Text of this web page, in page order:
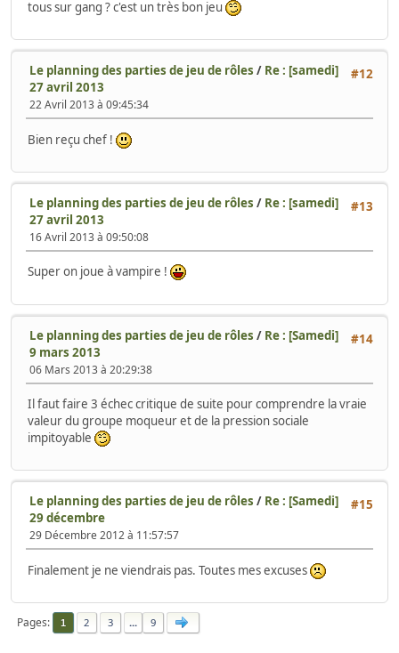
tous sur gang ? c'est un très bon jeu
#12
Le planning des parties de jeu de rôles / Re : [samedi]
27 avril 2013
22 Avril 2013 à 09:45:34
Bien reçu chef !
#13
Le planning des parties de jeu de rôles / Re : [samedi]
27 avril 2013
16 Avril 2013 à 09:50:08
Super on joue à vampire !
#14
Le planning des parties de jeu de rôles / Re : [Samedi]
9 mars 2013
06 Mars 2013 à 20:29:38
Il faut faire 3 échec critique de suite pour comprendre la vraie
valeur du groupe moqueur et de la pression sociale
impitoyable
#15
Le planning des parties de jeu de rôles / Re : [Samedi]
29 décembre
29 Décembre 2012 à 11:57:57
Finalement je ne viendrais pas. Toutes mes excuses
Pages 1 2 3 ... 9